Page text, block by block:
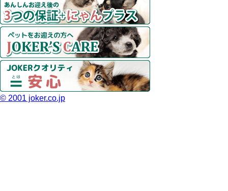
© 2001 joker.co.jp